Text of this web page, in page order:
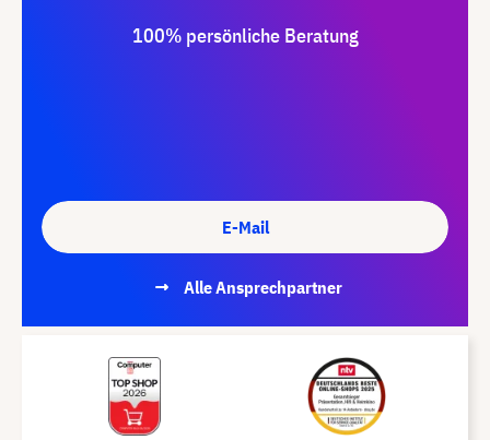
100% persönliche Beratung
E-Mail
Alle Ansprechpartner